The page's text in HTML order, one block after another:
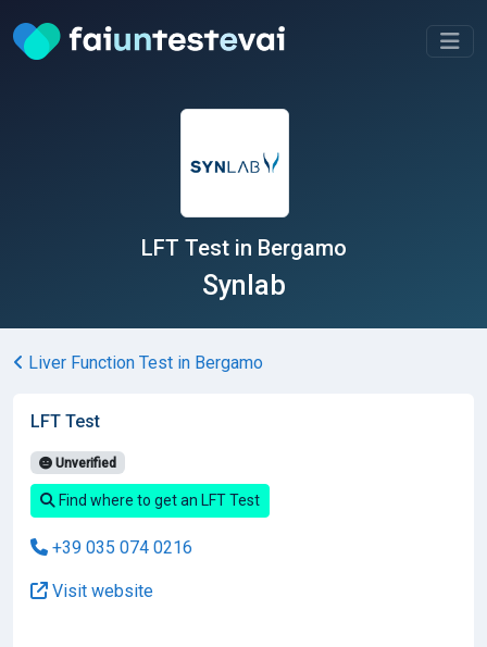
LFT Test in Bergamo
Synlab
Liver Function Test in Bergamo
LFT Test
Unverified
Find where to get an LFT Test
+39 035 074 0216
Visit website